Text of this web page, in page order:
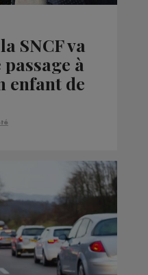
SNCF va
à
enfant de